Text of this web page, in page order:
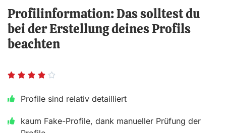
Profilinformation: Das solltest du
bei der Erstellung deines Profils
beachten
    
e
Profile sind relativ detailliert
kaum Fake-Profile, dank manueller Prüfung der